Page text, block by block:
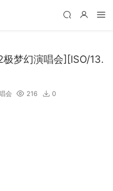
梦幻演唱会][ISO/13.
会 216 0